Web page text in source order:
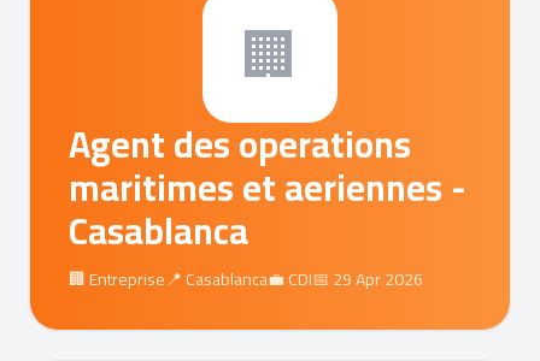
🏢
Agent des operations
maritimes et aeriennes -
Casablanca
🏢 Entreprise📍 Casablanca💼 CDI📅 29 Apr 2026